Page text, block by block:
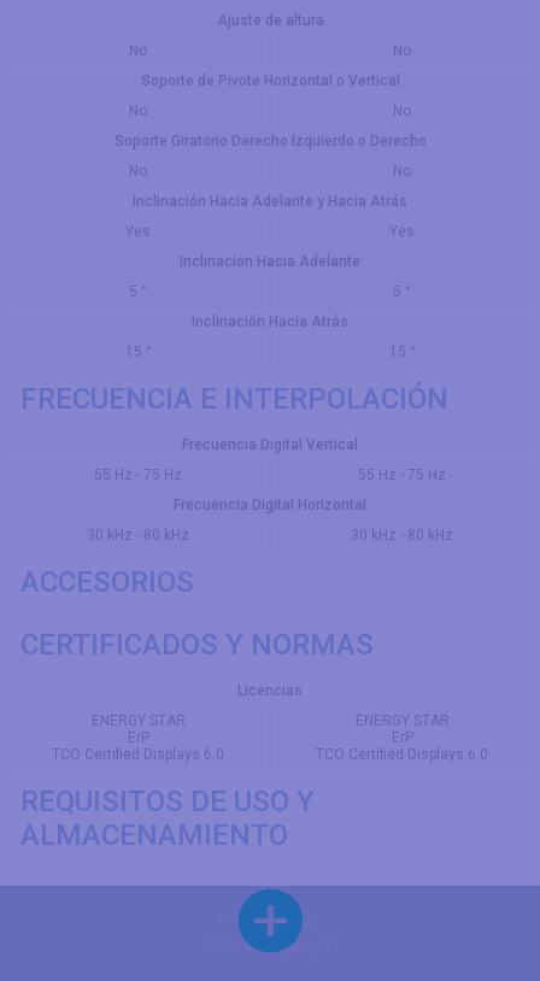
Ajuste de altura
No
No
Soporte de Pivote Horizontal o Vertical
No
No
Soporte Giratorio Derecho Izquierdo o Derecho
No
No
Inclinación Hacia Adelante y Hacia Atrás
Yes
Yes
Inclinación Hacia Adelante
5 °
5 °
Inclinación Hacia Atrás
15 °
15 °
FRECUENCIA E INTERPOLACIÓN
Frecuencia Digital Vertical
55 Hz - 75 Hz
55 Hz - 75 Hz
Frecuencia Digital Horizontal
30 kHz - 80 kHz
30 kHz - 80 kHz
ACCESORIOS
CERTIFICADOS Y NORMAS
Licencias
ENERGY STAR
ErP
TCO Certified Displays 6.0
ENERGY STAR
ErP
TCO Certified Displays 6.0
REQUISITOS DE USO Y
ALMACENAMIENTO
Privacy Policy
2026 © DisplayDB